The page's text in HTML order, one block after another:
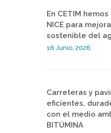
En CETIM
NICE para
sostenible del
16 Junio, 2026
Carreteras y
eficientes,
con el medio
BITÚMINA